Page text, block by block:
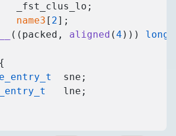
_fst_clus_lo;
name3 [ 2];
((packed, aligned (4 )))
  sne;
   lne;